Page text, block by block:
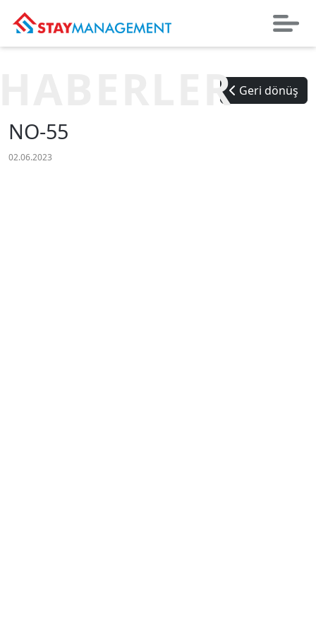
Geri dönüş
NO-55
02.06.2023